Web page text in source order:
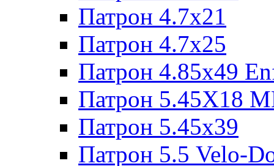
Патрон 4.7x21
Патрон 4.7x25
Патрон 4.85x49
Патрон 5.45X18
Патрон 5.45х39
Патрон 5.5 Velo-